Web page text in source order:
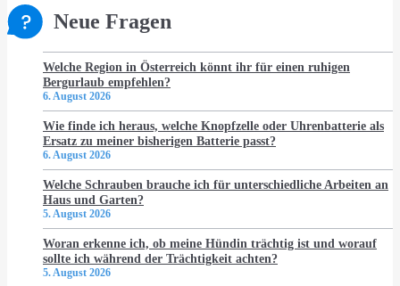
Neue Fragen
Welche Region in Österreich könnt ihr für einen ruhigen
Bergurlaub empfehlen?
6. August 2026
Wie finde ich heraus, welche Knopfzelle oder Uhrenbatterie als
Ersatz zu meiner bisherigen Batterie passt?
6. August 2026
Welche Schrauben brauche ich für unterschiedliche Arbeiten an
Haus und Garten?
5. August 2026
Woran erkenne ich, ob meine Hündin trächtig ist und worauf
sollte ich während der Trächtigkeit achten?
5. August 2026